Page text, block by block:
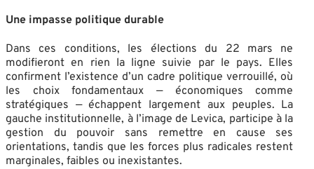
Une impasse politique durable
Dans ces conditions, les élections du 22 mars ne
modifieront en rien la ligne suivie par le pays. Elles
confirment l’existence d’un cadre politique verrouillé, où
les choix fondamentaux — économiques comme
stratégiques — échappent largement aux peuples. La
gauche institutionnelle, à l’image de Levica, participe à la
gestion du pouvoir sans remettre en cause ses
orientations, tandis que les forces plus radicales restent
marginales, faibles ou inexistantes.